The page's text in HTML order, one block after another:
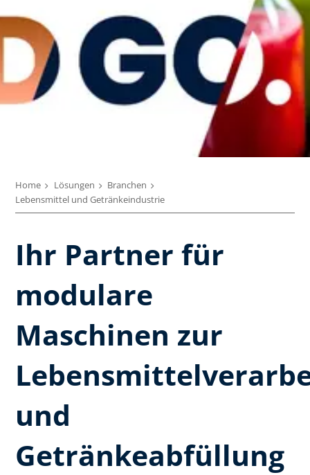
Home Lösungen
Branchen
Lebensmittel und Getränkeindustrie
Ihr Partner für
modulare
Maschinen zur
und
Getränkeabfüllung